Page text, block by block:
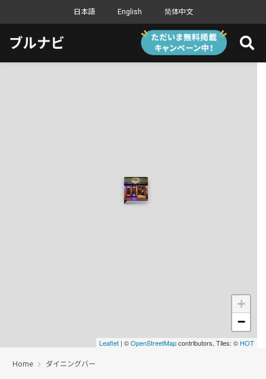
日本語 English 简体中文
+
−
Leaflet | ©OpenStreetMapcontributors, Tiles: © HOT
Home ダイニングバー